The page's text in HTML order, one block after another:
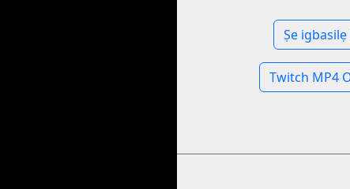
Ṣe
Twitch MP4